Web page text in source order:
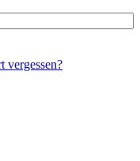
vergessen?